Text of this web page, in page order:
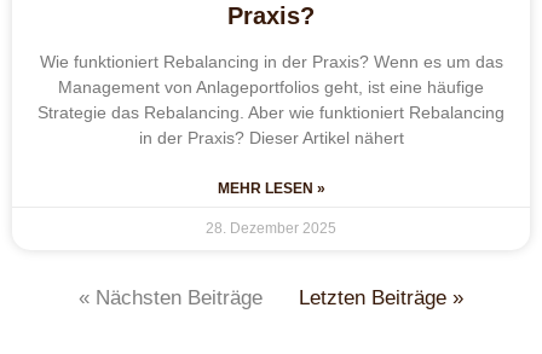
Praxis?
Wie funktioniert Rebalancing in der Praxis? Wenn es um das
Management von Anlageportfolios geht, ist eine häufige
Strategie das Rebalancing. Aber wie funktioniert Rebalancing
in der Praxis? Dieser Artikel nähert
MEHR LESEN »
28. Dezember 2025
« Nächsten Beiträge Letzten Beiträge »